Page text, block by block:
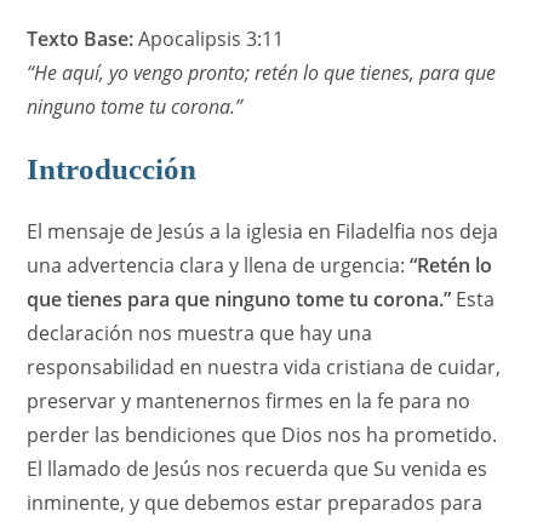
Texto Base:Apocalipsis 3:11
“He aquí, yo vengo pronto; retén lo que tienes, para que
ninguno tome tu corona.”
Introducción
El mensaje de Jesús a la iglesia en Filadelfia nos deja
una advertencia clara y llena de urgencia:“Retén lo
que tienes para que ninguno tome tu corona.” Esta
declaración nos muestra que hay una
responsabilidad en nuestra vida cristiana de cuidar,
preservar y mantenernos firmes en la fe para no
perder las bendiciones que Dios nos ha prometido.
El llamado de Jesús nos recuerda que Su venida es
inminente, y que debemos estar preparados para